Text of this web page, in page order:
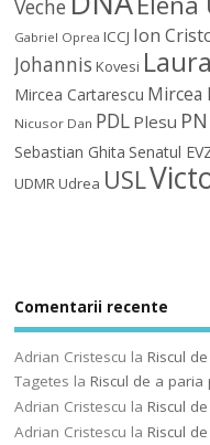
Veche
Gabriel Oprea ICCJ Ion
Johannis Kovesi
Mircea Cartarescu Mircea
Nicusor Dan PDL Plesu
Sebastian Ghita Senatul
UDMRUdrea USL
Comentarii recente
Adrian Cristescu laRiscul
Tagetes laRiscul de a
Adrian Cristescu laRiscul
Adrian Cristescu laRiscul